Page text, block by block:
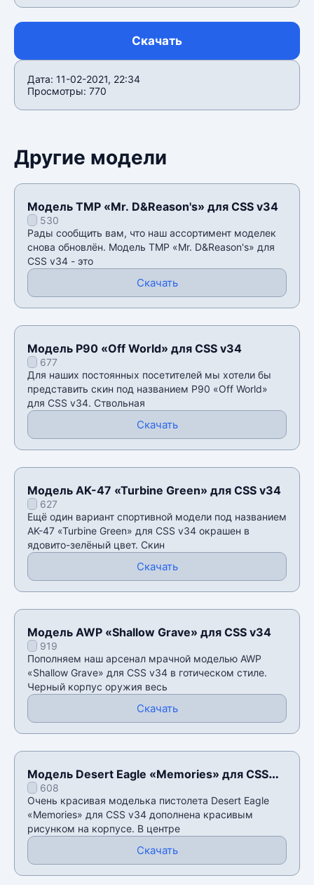
Скачать
Дата: 11-02-2021, 22:34
Просмотры: 770
Другие модели
Модель TMP «Mr. D&Reason's» для CSS v34
530
Рады сообщить вам, что наш ассортимент моделек
снова обновлён. Модель TMP «Mr. D&Reason's» для
CSS v34 - это
Скачать
Модель P90 «Off World» для CSS v34
677
Для наших постоянных посетителей мы хотели бы
представить скин под названием P90 «Off World»
для CSS v34. Ствольная
Скачать
Модель AK-47 «Turbine Green» для CSS v34
627
Ещё один вариант спортивной модели под названием
AK-47 «Turbine Green» для CSS v34 окрашен в
ядовито-зелëный цвет. Скин
Скачать
Модель AWP «Shallow Grave» для CSS v34
919
Пополняем наш арсенал мрачной моделью AWP
«Shallow Grave» для CSS v34 в готическом стиле.
Черный корпус оружия весь
Скачать
Модель Desert Eagle «Memories» для CSS
v34608
Очень красивая моделька пистолета Desert Eagle
«Memories» для CSS v34 дополнена красивым
рисунком на корпусе. В центре
Скачать